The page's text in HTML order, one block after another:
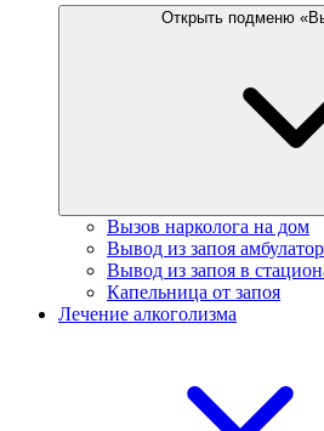
Открыть подменю
Вызов нарколога на дом
Вывод из запоя
Вывод из запоя в
Капельница от запоя
Лечение алкоголизма